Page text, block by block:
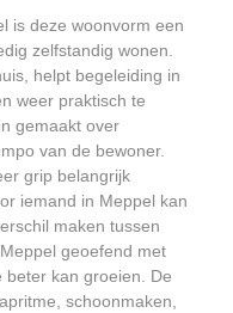
is deze woonvorm een
zelfstandig wonen.
helpt begeleiding in
weer praktisch te
gemaakt over
van de bewoner.
grip belangrijk
iemand in Meppel kan
maken tussen
geoefend met
kan groeien. De
schoonmaken,